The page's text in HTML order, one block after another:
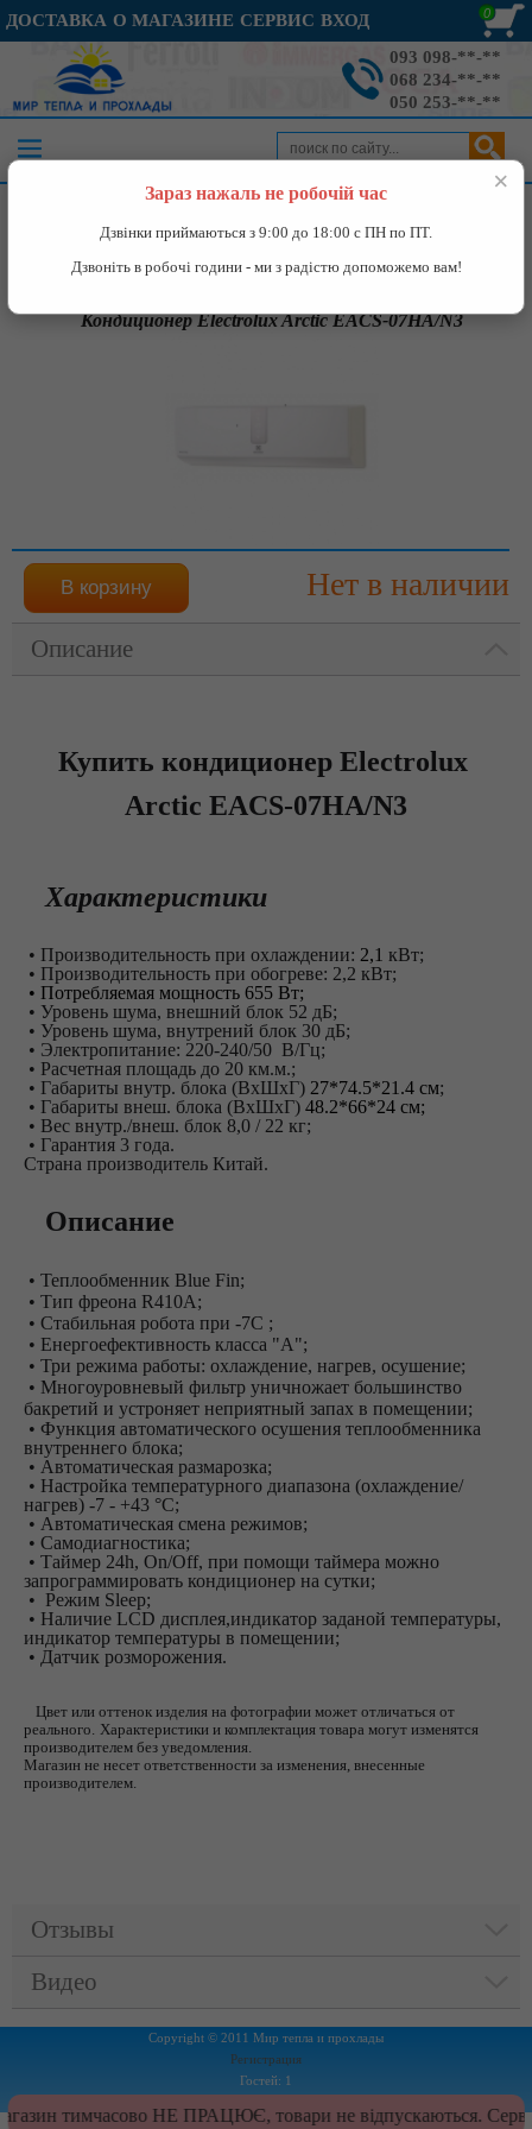
ДОСТАВКА О МАГАЗИНЕ СЕРВИС ВХОД 0
093 098-**-**
068 234-**-**
050 253-**-**
Кондиционеры»Кондиционер Electrolux Arctic EACS-
Кондиционер Electrolux Arctic EACS-07HA/N3
Нет в наличии
Описание
Купить кондиционер Electrolux
Arctic EACS-07HA/N3
Характеристики
• Производительность при охлаждении: 2,1 кВт;
• Производительность при обогреве: 2,2 кВт;
• Потребляемая мощность 655 Вт;
• Уровень шума, внешний блок 52 дБ;
• Уровень шума, внутрений блок 30 дБ;
• Электропитание: 220-240/50 В/Гц;
• Расчетная площадь до 20 км.м.;
• Габариты внутр. блока (ВхШхГ) 27*74.5*21.4 см;
• Габариты внеш. блока (ВхШхГ) 48.2*66*24 см;
• Вес внутр./внеш. блок 8,0 / 22 кг;
• Гарантия 3 года.
Страна производитель Китай.
Описание
• Теплообменник Blue Fin;
• Тип фреона R410A;
• Стабильная робота при -7С ;
• Енергоефективность класса "А";
• Три режима работы: охлаждение, нагрев, осушение;
• Многоуровневый фильтр уничножает большинство
бакретий и устроняет неприятный запах в помещении;
• Функция автоматического осушения теплообменника
внутреннего блока;
• Автоматическая размарозка;
• Настройка температурного диапазона (охлаждение/
нагрев) -7 - +43 °C;
• Автоматическая смена режимов;
• Самодиагностика;
• Таймер 24h, On/Off, при помощи таймера можно
запрограммировать кондиционер на сутки;
• Режим Sleep;
• Наличие LCD дисплея,индикатор заданой температуры,
индикатор температуры в помещении;
• Датчик розморожения.
Цвет или оттенок изделия на фотографии может отличаться от
реального. Характеристики и комплектация товара могут изменятся
производителем без уведомления.
Магазин не несет ответственности за изменения, внесенные
производителем.
Отзывы
Видео
Copyright © 2011 Мир тепла и прохлады
Регистрация
Гостей: 1
тимчасово НЕ ПРАЦЮЄ, товари не відпускаються.
×
Зараз нажаль не робочій час
Дзвінки приймаються з 9:00 до 18:00 с ПН по ПТ.
Дзвоніть в робочі години - ми з радістю допоможемо вам!